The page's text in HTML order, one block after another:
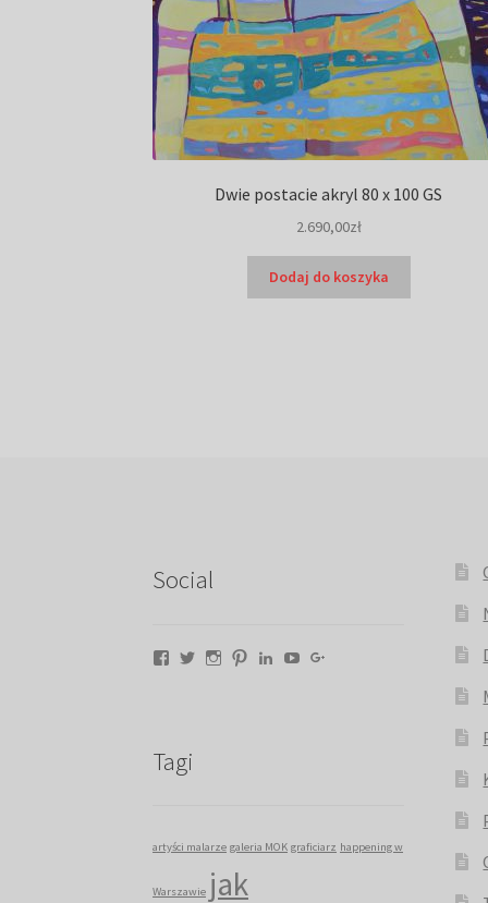
Dwie postacie akryl 80 x 100 GS
2.690,00zł
Dodaj do koszyka
Social
Facebook
TwitterInstagram
PinterestLinkedInYouTube
Tagi
artyści malarze galeria MOK graficiarz happening w
Warszawie jak